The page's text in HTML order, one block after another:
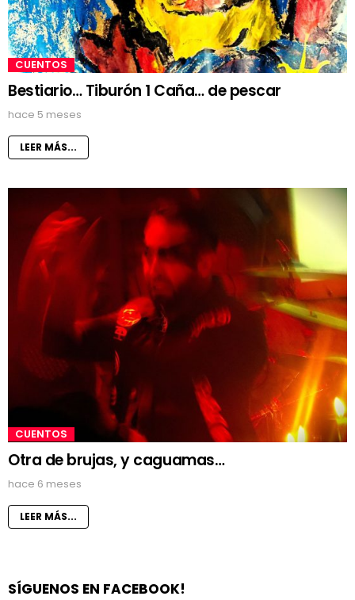
CUENTOS
Bestiario… Tiburón 1 Caña… de pescar
hace 5 meses
LEER MÁS...
CUENTOS
Otra de brujas, y caguamas…
hace 6 meses
LEER MÁS...
SÍGUENOS EN FACEBOOK!